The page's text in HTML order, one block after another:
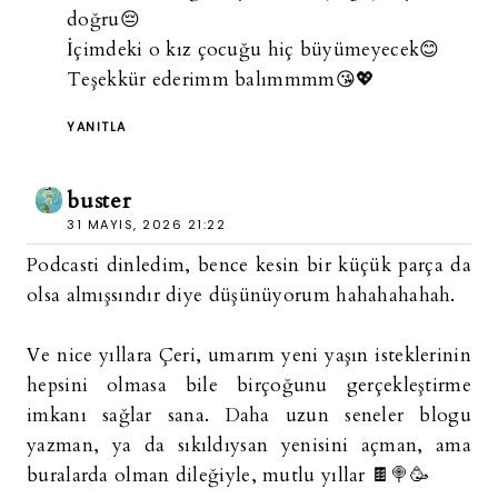
doğru😔
İçimdeki o kız çocuğu hiç büyümeyecek😊
Teşekkür ederimm balımmmm😘💖
YANITLA
buster
31 MAYIS, 2026 21:22
Podcasti dinledim, bence kesin bir küçük parça da
olsa almışsındır diye düşünüyorum hahahahahah.
Ve nice yıllara Çeri, umarım yeni yaşın isteklerinin
hepsini olmasa bile birçoğunu gerçekleştirme
imkanı sağlar sana. Daha uzun seneler blogu
yazman, ya da sıkıldıysan yenisini açman, ama
buralarda olman dileğiyle, mutlu yıllar 🍫🍭🥳